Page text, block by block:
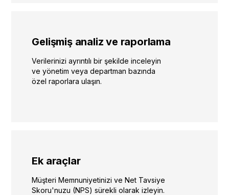
Gelişmiş analiz ve raporlama
Verilerinizi ayrıntılı bir şekilde inceleyin
ve yönetim veya departman bazında
özel raporlara ulaşın.
Ek araçlar
Müşteri Memnuniyetinizi ve Net Tavsiye
Skoru'nuzu (NPS) sürekli olarak izleyin.